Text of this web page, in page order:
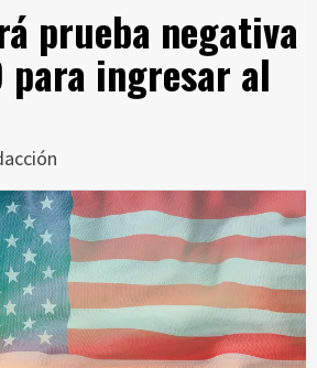
prueba negativa
para ingresar al